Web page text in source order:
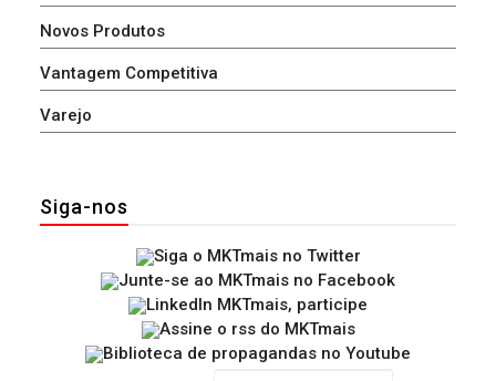
Novos Produtos
Vantagem Competitiva
Varejo
Siga-nos